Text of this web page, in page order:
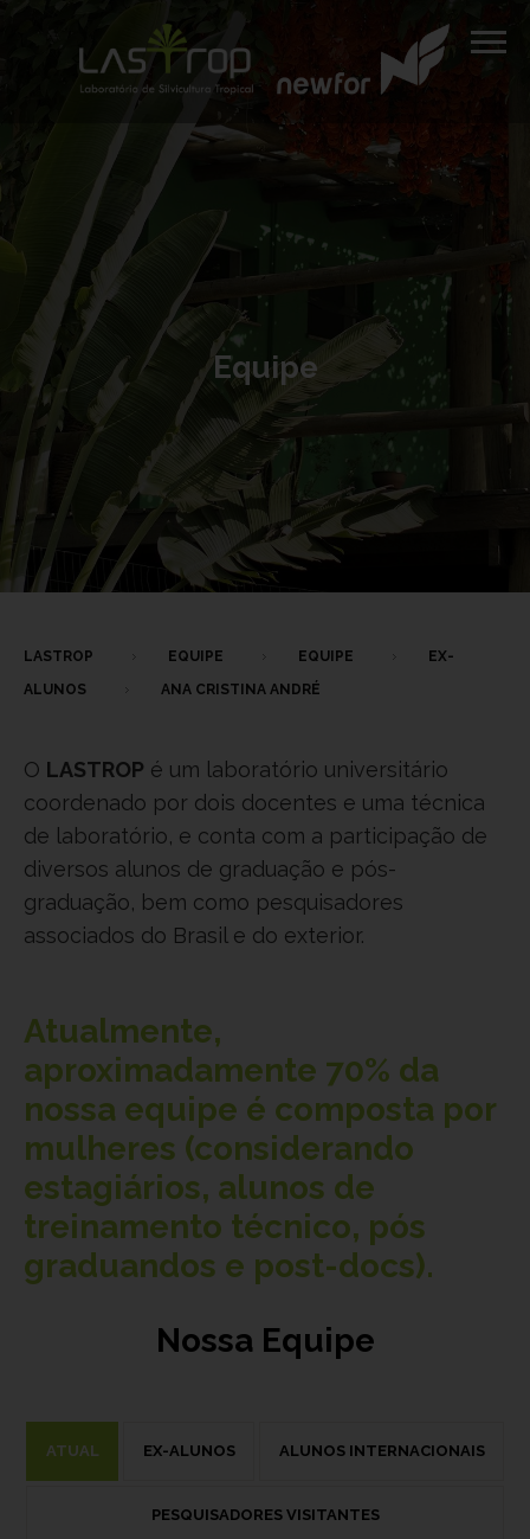
Equipe
LASTROP EQUIPE EQUIPE
EX-
ALUNOS
ANA CRISTINA ANDRÉ
O LASTROP é um laboratório universitário
coordenado por dois docentes e uma técnica
de laboratório, e conta com a participação de
diversos alunos de graduação e pós-
graduação, bem como pesquisadores
associados do Brasil e do exterior.
Atualmente,
aproximadamente 70% da
nossa equipe é composta por
mulheres (considerando
estagiários, alunos de
treinamento técnico, pós
graduandos e post-docs).
Nossa Equipe
ATUAL EX-ALUNOS ALUNOS INTERNACIONAIS
PESQUISADORES VISITANTES